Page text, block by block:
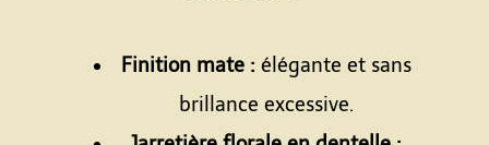
Finition mate : élégante et sans
brillance excessive.